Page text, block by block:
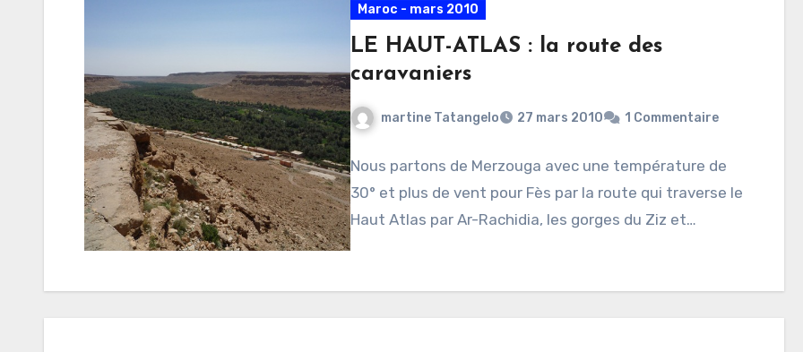
Maroc - mars 2010
LE HAUT-ATLAS : la route des
caravaniers
martine Tatangelo 27 mars 2010 1 Commentaire
Nous partons de Merzouga avec une température de
30° et plus de vent pour Fès par la route qui traverse le
Haut Atlas par Ar-Rachidia, les gorges du Ziz et…